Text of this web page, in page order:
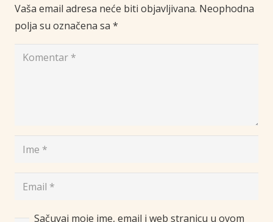
Vaša email adresa neće biti objavljivana. Neophodna
polja su označena sa *
Sačuvaj moje ime, email i web stranicu u ovom